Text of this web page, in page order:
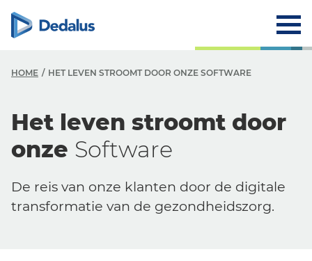
HOME HET LEVEN STROOMT DOOR ONZE SOFTWARE
Het leven stroomt door
onze Software
De reis van onze klanten door de digitale
transformatie van de gezondheidszorg.